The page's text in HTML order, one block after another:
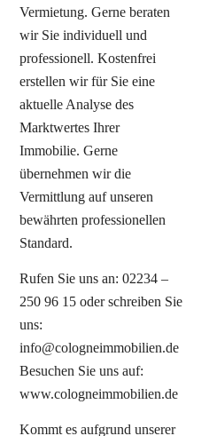
Vermietung. Gerne beraten
wir Sie individuell und
professionell. Kostenfrei
erstellen wir für Sie eine
aktuelle Analyse des
Marktwertes Ihrer
Immobilie. Gerne
übernehmen wir die
Vermittlung auf unseren
bewährten professionellen
Standard.
Rufen Sie uns an: 02234 –
250 96 15 oder schreiben Sie
uns:
info@cologneimmobilien.de
Besuchen Sie uns auf:
www.cologneimmobilien.de
Kommt es aufgrund unserer